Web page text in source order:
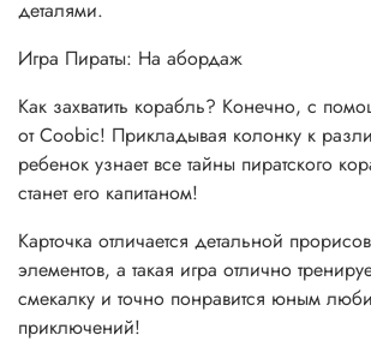
деталями.
Игра Пираты: На абордаж
Как захватить корабль? Конечно, с
от Coobic! Прикладывая колонку к
ребенок узнает все тайны пиратского
станет его капитаном!
Карточка отличается детальной
элементов, а такая игра отлично
смекалку и точно понравится юным
приключений!